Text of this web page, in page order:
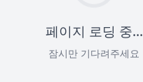
페이지 로딩 중...
잠시만 기다려주세요